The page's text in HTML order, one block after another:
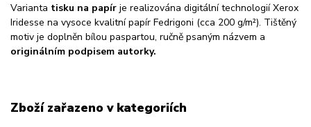
Varianta tisku na papír je realizována digitální technologií Xerox
Iridesse na vysoce kvalitní papír Fedrigoni (cca 200 g/m²). Tištěný
motiv je doplněn bílou paspartou, ručně psaným názvem a
originálním podpisem autorky.
Zboží zařazeno v kategoriích